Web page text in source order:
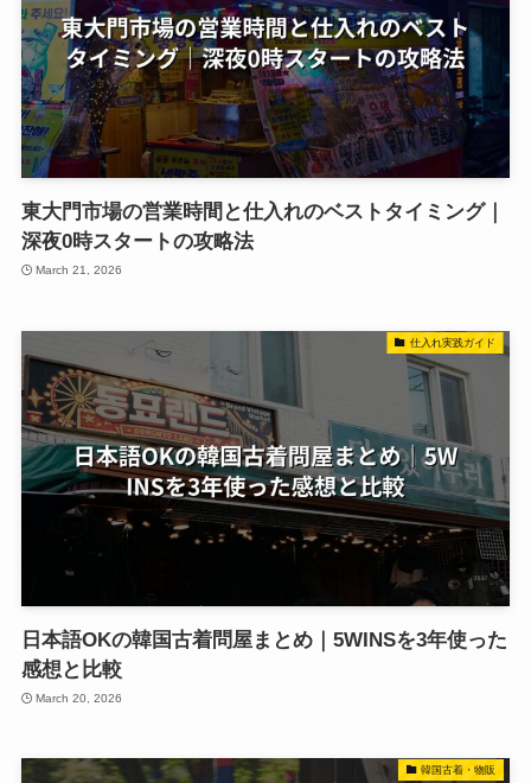
東大門市場の営業時間と仕入れのベストタイミング｜
深夜0時スタートの攻略法
March 21, 2026
仕入れ実践ガイド
日本語OKの韓国古着問屋まとめ｜5WINSを3年使った
感想と比較
March 20, 2026
韓国古着・物販